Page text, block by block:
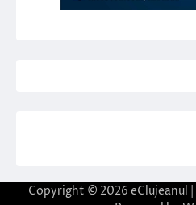
Copyright © 2026 eClujeanul